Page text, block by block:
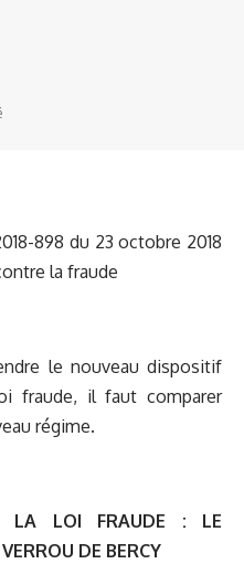
898 du 23 octobre 2018
la fraude
le nouveau dispositif
fraude, il faut comparer
régime.
LOI FRAUDE : LE
DE BERCY